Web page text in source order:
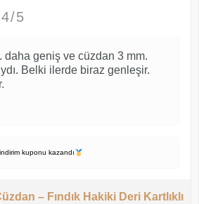
4/5
daha geniş ve cüzdan 3 mm.
Belki ilerde biraz genleşir.
kuponu kazandı
– Fındık Hakiki Deri Kartlıklı